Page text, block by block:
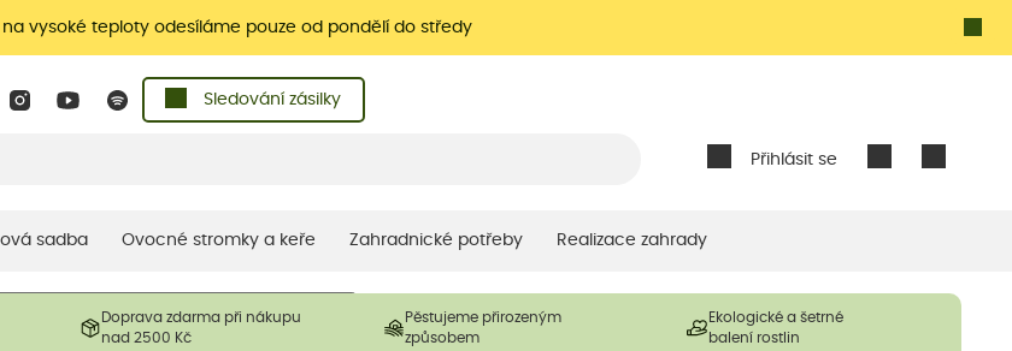
na vysoké teploty odesíláme pouze od pondělí do středy
Přihlásit se
Sledování zásilky
sadba Ovocné stromky a keře Zahradnické potřeby Realizace zahrady
Doprava zdarma při nákupu
nad 2500 Kč
Pěstujeme přirozeným
způsobem
Ekologické a šetrné
balení rostlin
V závislosti na sezónnosti mohou být
být také sestřiženy níže, než je uvedená